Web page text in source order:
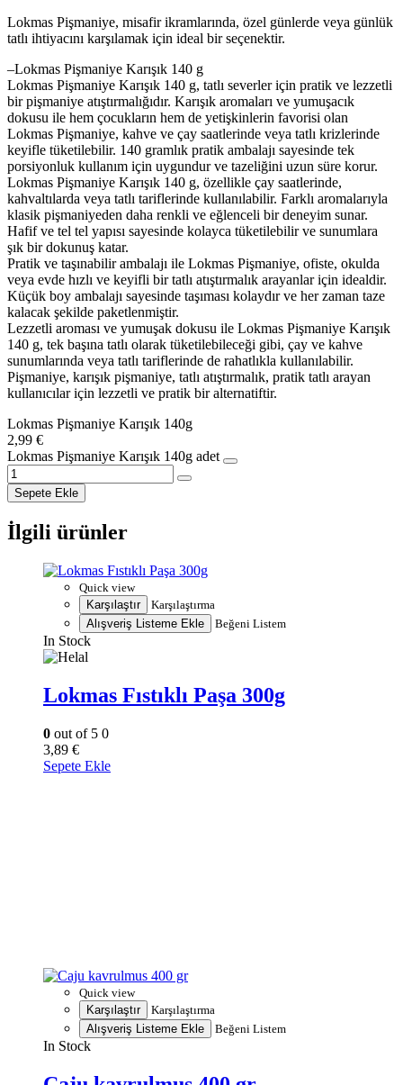
Lokmas Pişmaniye, misafir ikramlarında, özel günlerde veya günlük
tatlı ihtiyacını karşılamak için ideal bir seçenektir.
–Lokmas Pişmaniye Karışık 140 g
Lokmas Pişmaniye Karışık 140 g, tatlı severler için pratik ve lezzetli
bir pişmaniye atıştırmalığıdır. Karışık aromaları ve yumuşacık
dokusu ile hem çocukların hem de yetişkinlerin favorisi olan
Lokmas Pişmaniye, kahve ve çay saatlerinde veya tatlı krizlerinde
keyifle tüketilebilir. 140 gramlık pratik ambalajı sayesinde tek
porsiyonluk kullanım için uygundur ve tazeliğini uzun süre korur.
Lokmas Pişmaniye Karışık 140 g, özellikle çay saatlerinde,
kahvaltılarda veya tatlı tariflerinde kullanılabilir. Farklı aromalarıyla
klasik pişmaniyeden daha renkli ve eğlenceli bir deneyim sunar.
Hafif ve tel tel yapısı sayesinde kolayca tüketilebilir ve sunumlara
şık bir dokunuş katar.
Pratik ve taşınabilir ambalajı ile Lokmas Pişmaniye, ofiste, okulda
veya evde hızlı ve keyifli bir tatlı atıştırmalık arayanlar için idealdir.
Küçük boy ambalajı sayesinde taşıması kolaydır ve her zaman taze
kalacak şekilde paketlenmiştir.
Lezzetli aroması ve yumuşak dokusu ile Lokmas Pişmaniye Karışık
140 g, tek başına tatlı olarak tüketilebileceği gibi, çay ve kahve
sunumlarında veya tatlı tariflerinde de rahatlıkla kullanılabilir.
Pişmaniye, karışık pişmaniye, tatlı atıştırmalık, pratik tatlı arayan
kullanıcılar için lezzetli ve pratik bir alternatiftir.
Lokmas Pişmaniye Karışık 140g
2,99 €
Lokmas Pişmaniye Karışık 140g adet
Sepete Ekle
İlgili ürünler
Quick view
Karşılaştır
Karşılaştırma
Alışveriş Listeme Ekle
Beğeni Listem
In Stock
Lokmas Fıstıklı Paşa 300g
0 out of 5 0
3,89 €
Sepete Ekle
Quick view
Karşılaştır
Karşılaştırma
Alışveriş Listeme Ekle
Beğeni Listem
In Stock